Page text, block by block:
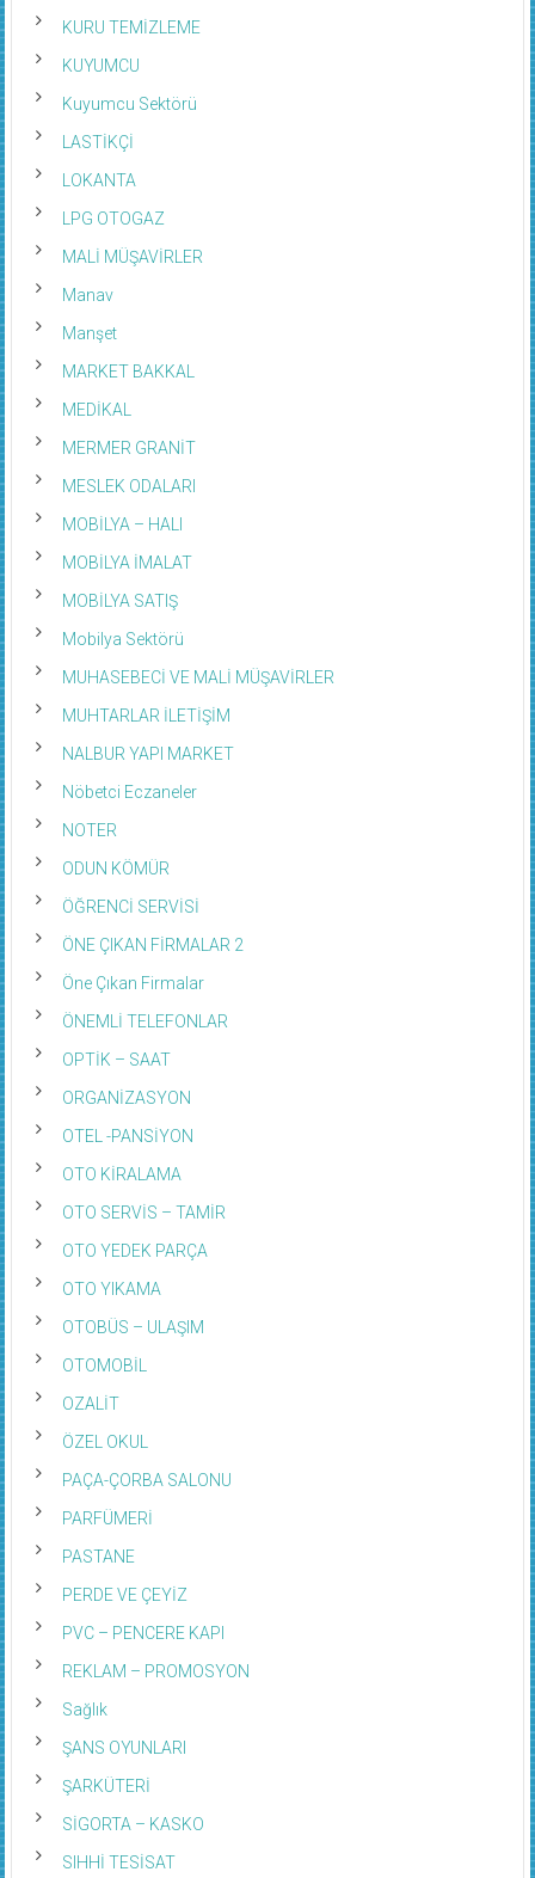
KURU TEMİZLEME
KUYUMCU
Kuyumcu Sektörü
LASTİKÇİ
LOKANTA
LPG OTOGAZ
MALİ MÜŞAVİRLER
Manav
Manşet
MARKET BAKKAL
MEDİKAL
MERMER GRANİT
MESLEK ODALARI
MOBİLYA – HALI
MOBİLYA İMALAT
MOBİLYA SATIŞ
Mobilya Sektörü
MUHASEBECİ VE MALİ MÜŞAVİRLER
MUHTARLAR İLETİŞİM
NALBUR YAPI MARKET
Nöbetci Eczaneler
NOTER
ODUN KÖMÜR
ÖĞRENCİ SERVİSİ
ÖNE ÇIKAN FİRMALAR 2
Öne Çıkan Firmalar
ÖNEMLİ TELEFONLAR
OPTİK – SAAT
ORGANİZASYON
OTEL -PANSİYON
OTO KİRALAMA
OTO SERVİS – TAMİR
OTO YEDEK PARÇA
OTO YIKAMA
OTOBÜS – ULAŞIM
OTOMOBİL
OZALİT
ÖZEL OKUL
PAÇA-ÇORBA SALONU
PARFÜMERİ
PASTANE
PERDE VE ÇEYİZ
PVC – PENCERE KAPI
REKLAM – PROMOSYON
Sağlık
ŞANS OYUNLARI
ŞARKÜTERİ
SİGORTA – KASKO
SIHHİ TESİSAT